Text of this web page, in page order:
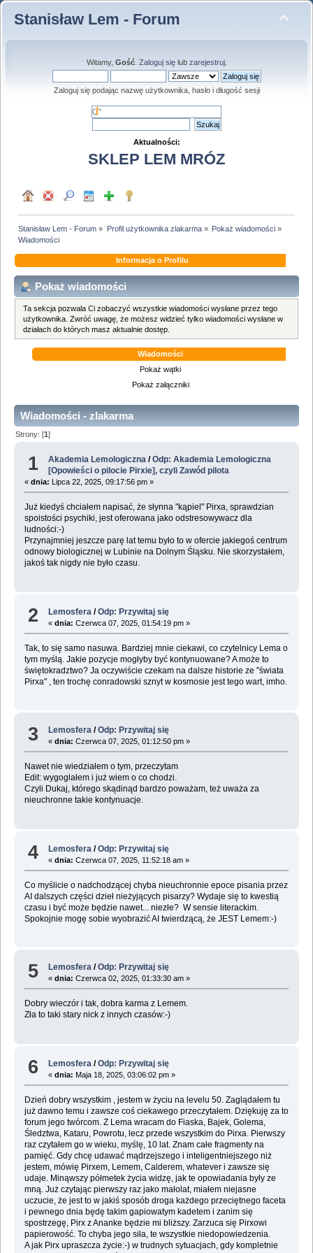
Stanisław Lem - Forum
Witamy, Gość. Zaloguj sięlub zarejestruj.
Zaloguj się podając nazwę użytkownika, hasło i długość sesji
Aktualności:
SKLEP LEM MRÓZ
Stanisław Lem - Forum » Profil użytkownika zlakarma» Pokaż wiadomości»
Wiadomości
Informacja o Profilu
Pokaż wiadomości
Ta sekcja pozwala Ci zobaczyć wszystkie wiadomości wysłane przez tego
użytkownika. Zwróć uwagę, że możesz widzieć tylko wiadomości wysłane w
działach do których masz aktualnie dostęp.
Wiadomości
Pokaż wątki
Pokaż załączniki
Wiadomości - zlakarma
Strony: [1]
1 Akademia Lemologiczna /Odp: Akademia Lemologiczna
[Opowieści o pilocie Pirxie], czyli Zawód pilota
« dnia: Lipca 22, 2025, 09:17:56 pm »
Już kiedyś chciałem napisać, że słynna "kąpiel" Pirxa, sprawdzian
spoistości psychiki, jest oferowana jako odstresowywacz dla
ludności:-)
Przynajmniej jeszcze parę lat temu było to w ofercie jakiegoś centrum
odnowy biologicznej w Lubinie na Dolnym Śląsku. Nie skorzystałem,
jakoś tak nigdy nie było czasu.
2 Lemosfera /Odp: Przywitaj się
«dnia: Czerwca 07, 2025, 01:54:19 pm »
Tak, to się samo nasuwa. Bardziej mnie ciekawi, co czytelnicy Lema o
tym myślą. Jakie pozycje mogłyby być kontynuowane? A może to
świętokradztwo? Ja oczywiście czekam na dalsze historie ze "świata
Pirxa" , ten trochę conradowski sznyt w kosmosie jest tego wart, imho.
3 Lemosfera /Odp: Przywitaj się
«dnia: Czerwca 07, 2025, 01:12:50 pm »
Nawet nie wiedziałem o tym, przeczytam
Edit: wygoglałem i już wiem o co chodzi.
Czyli Dukaj, którego skądinąd bardzo poważam, też uważa za
nieuchronne takie kontynuacje.
4 Lemosfera /Odp: Przywitaj się
«dnia: Czerwca 07, 2025, 11:52:18 am »
Co myślicie o nadchodzącej chyba nieuchronnie epoce pisania przez
AI dalszych części dzieł nieżyjących pisarzy? Wydaje się to kwestią
czasu i być może będzie nawet... niezłe? W sensie literackim.
Spokojnie mogę sobie wyobrazić AI twierdzącą, że JEST Lemem:-)
5 Lemosfera /Odp: Przywitaj się
«dnia: Czerwca 02, 2025, 01:33:30 am »
Dobry wieczór i tak, dobra karma z Lemem.
Zła to taki stary nick z innych czasów:-)
6 Lemosfera /Odp: Przywitaj się
«dnia: Maja 18, 2025, 03:06:02 pm »
Dzień dobry wszystkim , jestem w życiu na levelu 50. Zaglądałem tu
już dawno temu i zawsze coś ciekawego przeczytałem. Dziękuję za to
forum jego twórcom. Z Lema wracam do Fiaska, Bajek, Golema,
Śledztwa, Kataru, Powrotu, lecz przede wszystkim do Pirxa. Pierwszy
raz czytałem go w wieku, myślę, 10 lat. Znam całe fragmenty na
pamięć. Gdy chcę udawać mądrzejszego i inteligentniejszego niż
jestem, mówię Pirxem, Lemem, Calderem, whatever i zawsze się
udaje. Minąwszy półmetek życia widzę, jak te opowiadania były ze
mną. Już czytając pierwszy raz jako małolat, miałem niejasne
uczucie, że jest to w jakiś sposób droga każdego przeciętnego faceta
i pewnego dnia będę takim gapiowatym kadetem i zanim się
spostrzegę, Pirx z Ananke będzie mi bliższy. Zarzuca się Pirxowi
papierowość. To chyba jego siła, te wszystkie niedopowiedzenia.
A jak Pirx upraszcza życie:-) w trudnych sytuacjach, gdy kompletnie